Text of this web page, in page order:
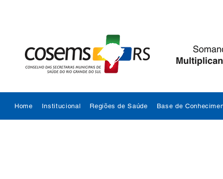
Home Institucional Regiões de Saúde Base de